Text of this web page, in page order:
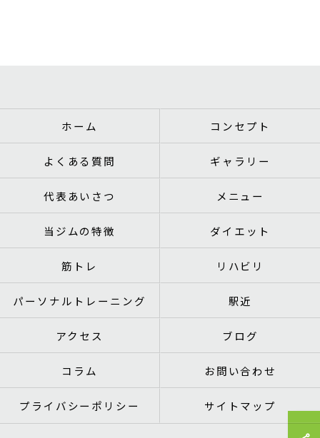
ホーム コンセプト
よくある質問 ギャラリー
代表あいさつ メニュー
当ジムの特徴 ダイエット
筋トレ リハビリ
パーソナルトレーニング 駅近
アクセス ブログ
コラム お問い合わせ
プライバシーポリシー サイトマップ